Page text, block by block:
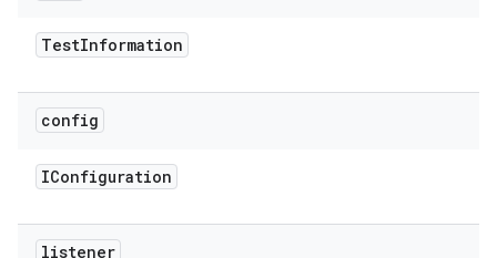
TestInformation
config
IConfiguration
listener